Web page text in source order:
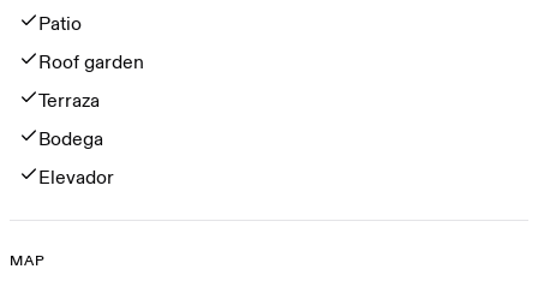
Patio
Roof garden
Terraza
Bodega
Elevador
Map
MAP